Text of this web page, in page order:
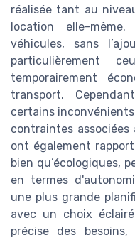
réalisée tant au
location elle-
véhicules, sans
particulièrement
temporairement
transport.
certains
contraintes associées
ont également
bien qu’écologiques,
en termes
une plus grande
avec un choix
précise des